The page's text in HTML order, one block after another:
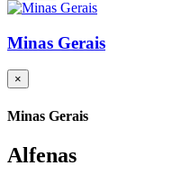
Minas Gerais
×
Minas Gerais
Alfenas